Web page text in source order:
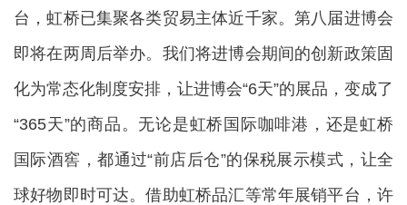
台，虹桥已集聚各类贸易主体近千家。第八届进博会
即将在两周后举办。我们将进博会期间的创新政策固
化为常态化制度安排，让进博会“6天”的展品，变成了
“365天”的商品。无论是虹桥国际咖啡港，还是虹桥
国际酒窖，都通过“前店后仓”的保税展示模式，让全
球好物即时可达。借助虹桥品汇等常年展销平台，许